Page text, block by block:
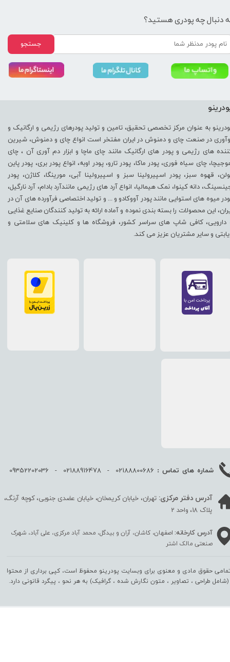
به عنوان مرکز تخصصی تحقیق، تامین و تولید پودرهای رژیمی و ارگانیک و
در صنعت چای و دمنوش در ایران مفتخر است انواع چای و دمنوش، شیرین
های رژیمی و پودر های ارگانیک مانند چای ماچا و ابزار دم آوری آن ، چای
چای سیاه فوری، پودر ماکا، پودر تارو، پودر اوبه، انواع پودر بری، پودر پاین
قهوه سبز، پودر اسپیرولینا سبز و اسپیرولینا آبی، مورینگا، کلاژن، پودر
دانه کینوا، نمک هیمالیا، انواع آرد های رژیمی مانندآرد بادام، آرد نارگیل،
میوه های استوایی مانند پودر آووکادو و ... و تولید اختصاصی فرآورده های آن در
این محصولات را بسته بندی نموده و آماده ارائه به تولید کنندگان صنایع غذایی
دارویی، کافی شاپ های سراسر کشور، فروشگاه ها و کلینیک های سلامتی و
و سایر مشتریان عزیز می کند.
حقوق مادی و معنوی برای وبسایت پودرینو محفوظ است، کپی برداری از محتوا
(شامل طراحی ، تصاویر ، متون نگارش شده ، گرافیک) به هر نحو ،‌ پیگرد قانونی دارد.
شماره های تماس :
آدرس دفتر مرکزی: تهران، خیابان کریمخان، خیابان عضدی جنوبی، کوچه آرنگ،
پلاک 18، واحد 2
آدرس کارخانه: اصفهان، کاشان، آران و بیدگل، محمد آباد مرکزی، علی آباد، شهرک
صنعتی مالک اشتر
دنبال چه پودری هستید؟
جستجو